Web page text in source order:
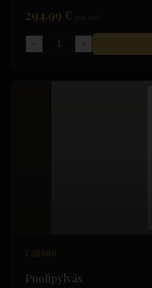
294.99 €
C3000H
Puolipylväs